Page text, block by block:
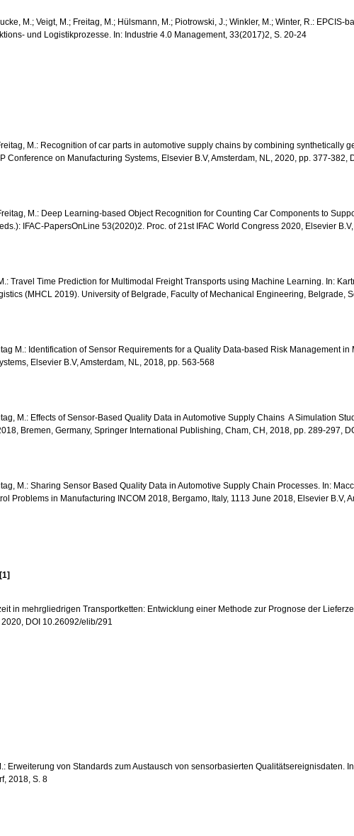
M.; Veigt, M.; Freitag, M.; Hülsmann, M.; Piotrowski, J.; Winkler, M.; Winter, R.:
und Logistikprozesse. In: Industrie 4.0 Management, 33(2017)2, S. 20-24
M.: Recognition of car parts in automotive supply chains by combining
Conference on Manufacturing Systems, Elsevier B.V, Amsterdam, NL, 2020, pp. 377-382,
M.: Deep Learning-based Object Recognition for Counting Car Components to
IFAC-PapersOnLine 53(2020)2. Proc. of 21st IFAC World Congress 2020, Elsevier
Travel Time Prediction for Multimodal Freight Transports using Machine Learning. In:
(MHCL 2019). University of Belgrade, Faculty of Mechanical Engineering, Belgrade,
M.: Identification of Sensor Requirements for a Quality Data-based Risk Management
Elsevier B.V, Amsterdam, NL, 2018, pp. 563-568
M.: Effects of Sensor-Based Quality Data in Automotive Supply Chains  A Simulation
Bremen, Germany, Springer International Publishing, Cham, CH, 2018, pp. 289-297,
M.: Sharing Sensor Based Quality Data in Automotive Supply Chain Processes. In:
Problems in Manufacturing INCOM 2018, Bergamo, Italy, 1113 June 2018, Elsevier
in mehrgliedrigen Transportketten: Entwicklung einer Methode zur Prognose der
DOI 10.26092/elib/291
Erweiterung von Standards zum Austausch von sensorbasierten Qualitätsereignisdaten.
2018, S. 8